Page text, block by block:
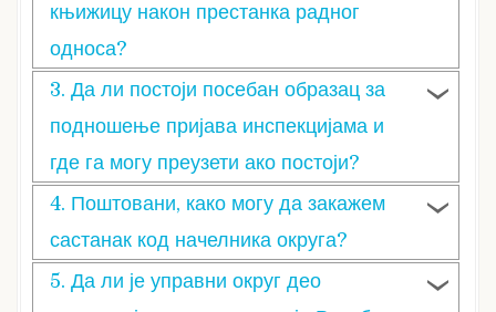
књижицу након престанка радног
односа?
3. Да ли постоји посебан образац за
подношење пријава инспекцијама и
где га могу преузети ако постоји?
4. Поштовани, како могу да закажем
састанак код начелника округа?
5. Да ли је управни округ део